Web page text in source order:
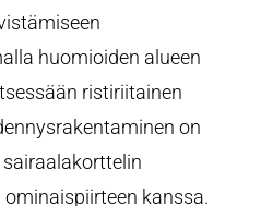
huomioiden alueen
ristiriitainen
on
kanssa.